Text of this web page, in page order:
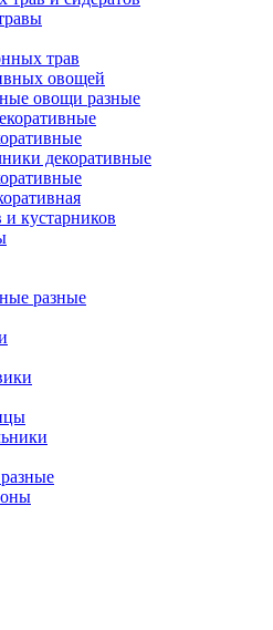
трав
овощей
овощи разные
декоративные
и кустарников
разные